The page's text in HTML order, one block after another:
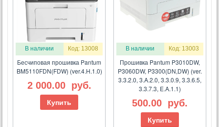
В наличии Код: 13008
Бесчиповая прошивка Pantum
BM5110FDN(FDW) (ver.4.H.1.0)
2 000.00 руб.
Купить
В наличии Код: 13003
Прошивка Pantum P3010DW,
P3060DW, P3300(DN,DW) (ver.
3.3.2.0, 3.A.2.0, 3.3.0.9, 3.3.6.5,
3.3.7.3, E.A.1.1)
500.00 руб.
Купить